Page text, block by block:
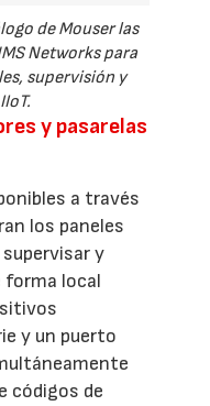
de Mouser las
Networks para
supervisión y
y pasarelas
a través
los paneles
y
local
y un puerto
códigos de